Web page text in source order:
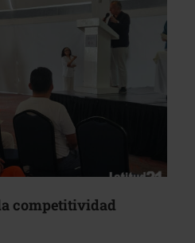
competitividad